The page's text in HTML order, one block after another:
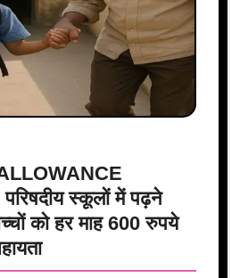
स्कूलों में पढ़ने
को हर माह 600 रुपये